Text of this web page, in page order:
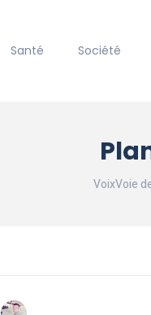
Santé Société
VoixVoie